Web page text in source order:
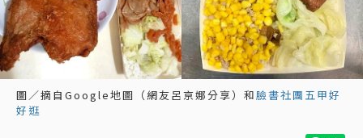
圖／摘自Google地圖（網友呂京娜分享）和臉書社團五甲好
好逛